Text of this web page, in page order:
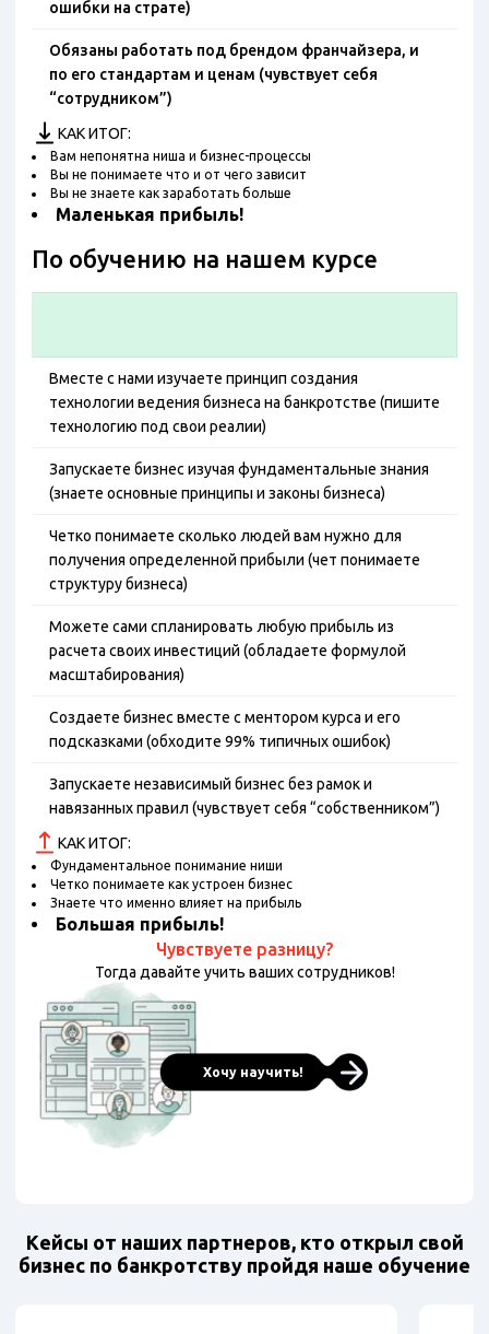
ошибки на страте)
Обязаны работать под брендом франчайзера, и
по его стандартам и ценам (чувствует себя
“сотрудником”)
КАК ИТОГ:
Вам непонятна ниша и бизнес-процессы
Вы не понимаете что и от чего зависит
Вы не знаете как заработать больше
Маленькая прибыль!
По обучению на нашем курсе
Вместе с нами изучаете принцип создания
технологии ведения бизнеса на банкротстве (пишите
технологию под свои реалии)
Запускаете бизнес изучая фундаментальные знания
(знаете основные принципы и законы бизнеса)
Четко понимаете сколько людей вам нужно для
получения определенной прибыли (чет понимаете
структуру бизнеса)
Можете сами спланировать любую прибыль из
расчета своих инвестиций (обладаете формулой
масштабирования)
Создаете бизнес вместе с ментором курса и его
подсказками (обходите 99% типичных ошибок)
Запускаете независимый бизнес без рамок и
навязанных правил (чувствует себя “собственником”)
КАК ИТОГ:
Фундаментальное понимание ниши
Четко понимаете как устроен бизнес
Знаете что именно влияет на прибыль
Большая прибыль!
Чувствуете разницу?
Тогда давайте учить ваших сотрудников!
Хочу научить!
Кейсы от наших партнеров, кто открыл свой
бизнес по банкротству пройдя наше обучение